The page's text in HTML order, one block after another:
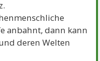
anbahnt, dann kann
deren Welten